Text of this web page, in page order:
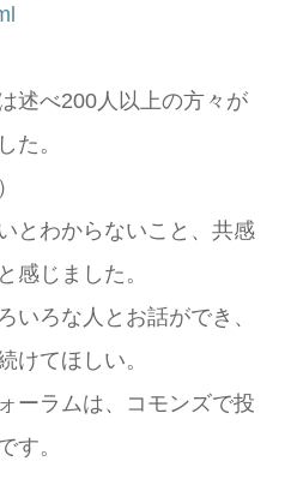
述べ200人以上の方々が
た。
とわからないこと、共感
感じました。
いろな人とお話ができ、
けてほしい。
ーラムは、コモンズで投
す。